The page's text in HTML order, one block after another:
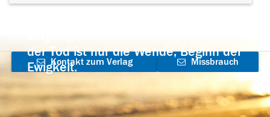
der Tod ist nur die Wende, Beginn der
Ewigkeit.
Kontakt zum Verlag
aufnehmen
Missbrauch